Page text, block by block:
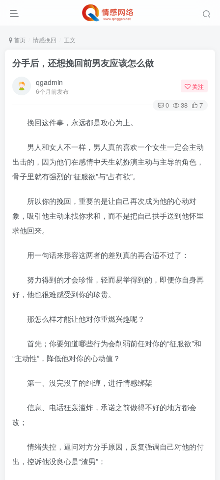
首页 情感挽回 正文
分手后，还想挽回前男友应该怎么做
qgadmin
6个月前发布
关注
0 38 7
挽回这件事，永远都是攻心为上。
男人和女人不一样，男人真的喜欢一个女生一定会主动
出击的，因为他们在感情中天生就扮演主动与主导的角色，
骨子里就有强烈的“征服欲”与“占有欲”。
所以你的挽回，重要的是让自己再次成为他的心动对
象，吸引他主动来找你求和，而不是把自己拱手送到他怀里
求他回来。
用一句话来形容这两者的差别真的再合适不过了：
努力得到的才会珍惜，轻而易举得到的，即便你自身再
好，他也很难感受到你的珍贵。
那怎么样才能让他对你重燃兴趣呢？
首先；你要知道哪些行为会削弱前任对你的“征服欲”和
“主动性”，降低他对你的心动值？
第一、没完没了的纠缠，进行情感绑架
信息、电话狂轰滥炸，承诺之前做得不好的地方都会
改；
情绪失控，逼问对方分手原因，反复强调自己对他的付
出，控诉他没良心是“渣男”；